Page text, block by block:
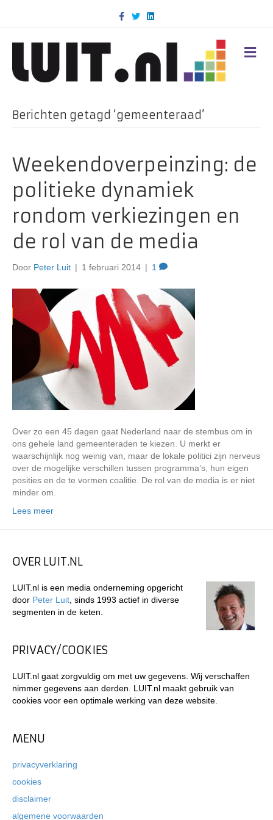
c
k
T
w
i
n
d
M
E
Berichten getagd ‘gemeenteraad’
Weekendoverpeinzing: de
politieke dynamiek
rondom verkiezingen en
de rol van de media
Door Peter Luit | 1 februari 2014 | 1
Over zo een 45 dagen gaat Nederland naar de stembus om in
ons gehele land gemeenteraden te kiezen. U merkt er
waarschijnlijk nog weinig van, maar de lokale politici zijn nerveus
over de mogelijke verschillen tussen programma’s, hun eigen
posities en de te vormen coalitie. De rol van de media is er niet
minder om.
Lees meer
OVER LUIT.NL
LUIT.nl is een media onderneming opgericht
door Peter Luit , sinds 1993 actief in diverse
segmenten in de keten.
PRIVACY/COOKIES
LUIT.nl gaat zorgvuldig om met uw gegevens. Wij verschaffen
nimmer gegevens aan derden. LUIT.nl maakt gebruik van
cookies voor een optimale werking van deze website.
MENU
privacyverklaring
cookies
disclaimer
algemene voorwaarden